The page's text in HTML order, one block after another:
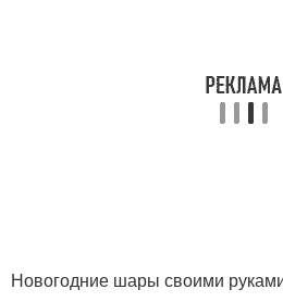
Новогодние шары своими